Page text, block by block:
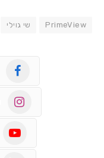
PrimeView שי גוילי